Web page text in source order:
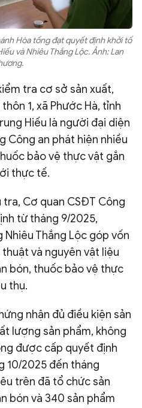
Hòa tống đạt quyết định khởi tố
và Nhiêu Thắng Lộc. Ảnh: Lan
tra cơ sở sản xuất,
1, xã Phước Hà, tỉnh
Hiếu là người đại diện
Công an phát hiện nhiều
bảo vệ thực vật gắn
thực tế.
Cơ quan CSĐT Công
từ tháng 9/2025,
Nhiêu Thắng Lộc góp vốn
và nguyên vật liệu
bón, thuốc bảo vệ thực
thụ.
nhận đủ điều kiện sản
lượng sản phẩm, không
được cấp quyết định
10/2025 đến tháng
trên đã tổ chức sản
bón và 340 sản phẩm